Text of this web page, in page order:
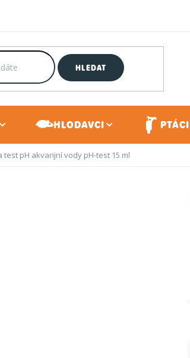
HLEDAT
HLODAVCI PTÁCI
test pH akvarijní vody pH-test 15 ml